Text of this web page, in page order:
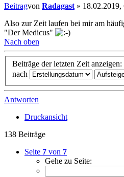
Beitragvon Radagast » 18.02.2019,
Also zur Zeit laufen bei mir am
"Der Medicus"
Nach oben
Beiträge der letzten Zeit anzeigen:
nach
Antworten
Druckansicht
138 Beiträge
Seite 7 von 7
Gehe zu Seite: